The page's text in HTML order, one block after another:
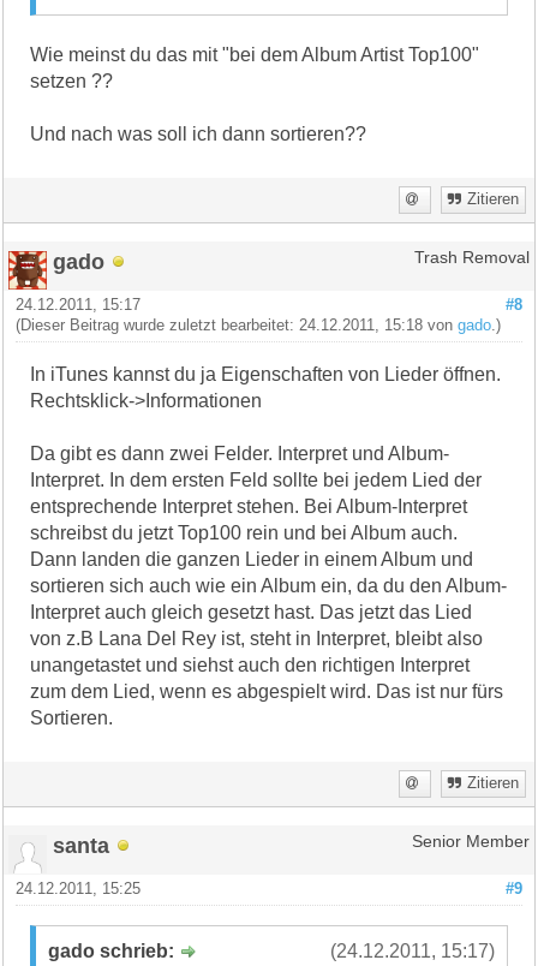
Wie meinst du das mit "bei dem Album Artist Top100"
setzen ??
Und nach was soll ich dann sortieren??
Zitieren
gado Trash Removal
#8
24.12.2011, 15:17
(Dieser Beitrag wurde zuletzt bearbeitet: 24.12.2011, 15:18 vongado .)
In iTunes kannst du ja Eigenschaften von Lieder öffnen.
Rechtsklick->Informationen
Da gibt es dann zwei Felder. Interpret und Album-
Interpret. In dem ersten Feld sollte bei jedem Lied der
entsprechende Interpret stehen. Bei Album-Interpret
schreibst du jetzt Top100 rein und bei Album auch.
Dann landen die ganzen Lieder in einem Album und
sortieren sich auch wie ein Album ein, da du den Album-
Interpret auch gleich gesetzt hast. Das jetzt das Lied
von z.B Lana Del Rey ist, steht in Interpret, bleibt also
unangetastet und siehst auch den richtigen Interpret
zum dem Lied, wenn es abgespielt wird. Das ist nur fürs
Sortieren.
Zitieren
santa Senior Member
#9
24.12.2011, 15:25
(24.12.2011, 15:17)
gado schrieb: